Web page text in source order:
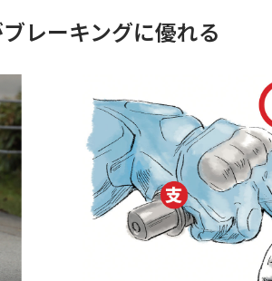
レーキングに優れる